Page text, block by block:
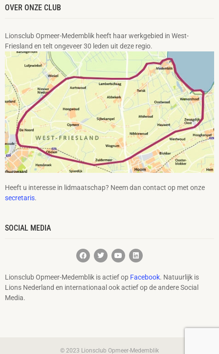
OVER ONZE CLUB
Lionsclub Opmeer-Medemblik heeft haar werkgebied in West-
Friesland en telt ongeveer 30 leden uit deze regio.
Heeft u interesse in lidmaatschap? Neem dan contact op met onze
secretaris.
SOCIAL MEDIA
Lionsclub Opmeer-Medemblik is actief op Facebook. Natuurlijk is
Lions Nederland en internationaal ook actief op de andere Social
Media.
© 2023 Lionsclub Opmeer-Medemblik